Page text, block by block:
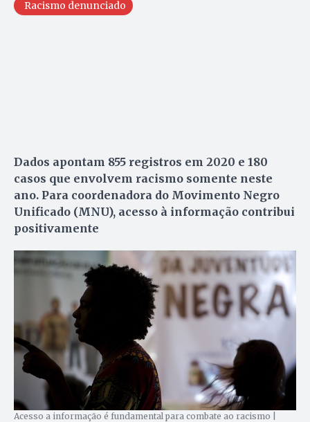
Racismo denunciado
Dados apontam 855 registros em 2020 e 180
casos que envolvem racismo somente neste
ano. Para coordenadora do Movimento Negro
Unificado (MNU), acesso à informação contribui
positivamente
Acesso a informação é fundamental para combate ao racismo |